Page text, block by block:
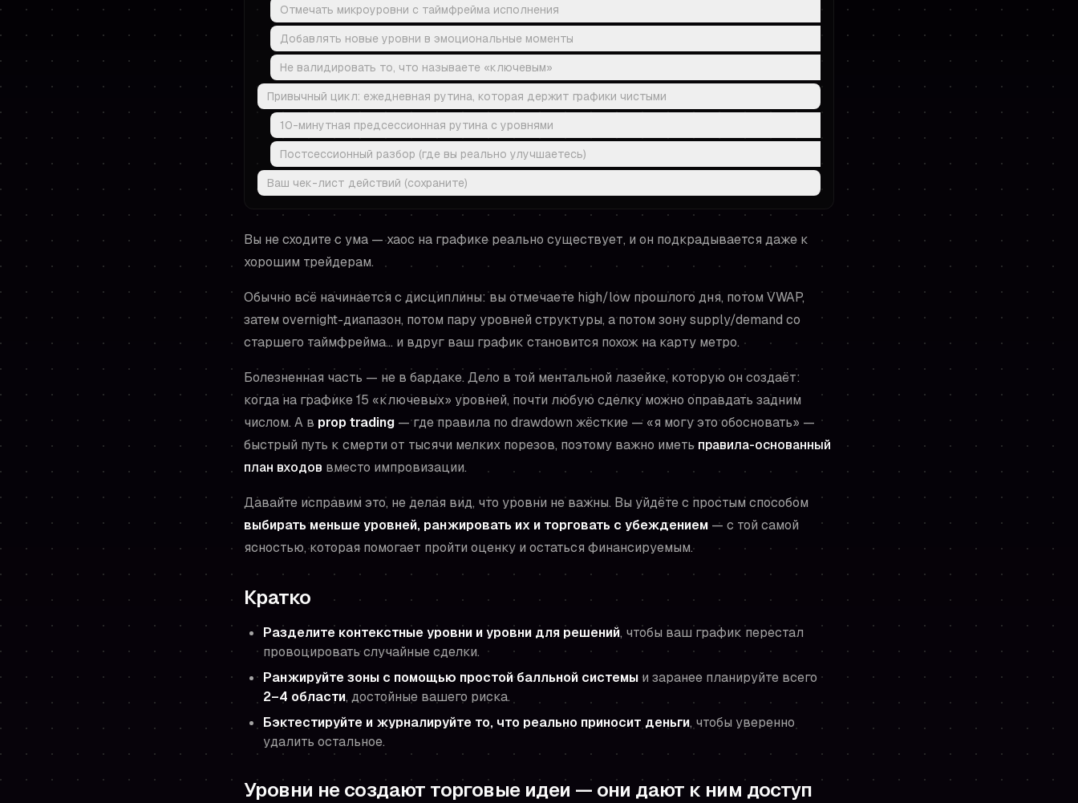
Отмечать микроуровни с таймфрейма исполнения
Добавлять новые уровни в эмоциональные моменты
Не валидировать то, что называете «ключевым»
Привычный цикл: ежедневная рутина, которая держит графики чистыми
10-минутная предсессионная рутина с уровнями
Постсессионный разбор (где вы реально улучшаетесь)
Ваш чек-лист действий (сохраните)
Вы не сходите с ума — хаос на графике реально существует, и он подкрадывается даже к
хорошим трейдерам.
Обычно всё начинается с дисциплины: вы отмечаете high/low прошлого дня, потом VWAP,
затем overnight-диапазон, потом пару уровней структуры, а потом зону supply/demand со
старшего таймфрейма… и вдруг ваш график становится похож на карту метро.
Болезненная часть — не в бардаке. Дело в той ментальной лазейке, которую он создаёт:
когда на графике 15 «ключевых» уровней, почти любую сделку можно оправдать задним
числом. А в prop trading — где правила по drawdown жёсткие — «я могу это обосновать» —
быстрый путь к смерти от тысячи мелких порезов, поэтому важно иметь правила-основанный
план входов вместо импровизации.
Давайте исправим это, не делая вид, что уровни не важны. Вы уйдёте с простым способом
выбирать меньше уровней, ранжировать их и торговать с убеждением — с той самой
ясностью, которая помогает пройти оценку и остаться финансируемым.
Кратко
Разделите контекстные уровни и уровни для решений, чтобы ваш график перестал
провоцировать случайные сделки.
Ранжируйте зоны с помощью простой балльной системыи заранее планируйте всего
2–4 области, достойные вашего риска.
Бэктестируйте и журналируйте то, что реально приносит деньги, чтобы уверенно
удалить остальное.
Уровни не создают торговые идеи — они дают к ним доступ